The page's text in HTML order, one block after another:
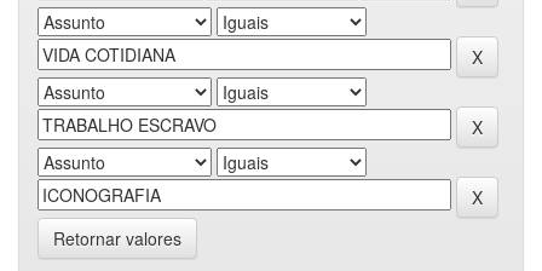
Retornar valores